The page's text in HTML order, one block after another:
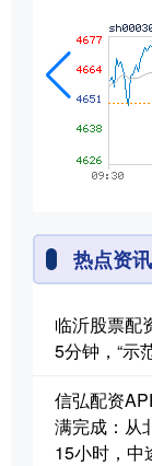
热点资讯
临沂股票配
5分钟，“示
信弘配资
满完成：从
15小时，中